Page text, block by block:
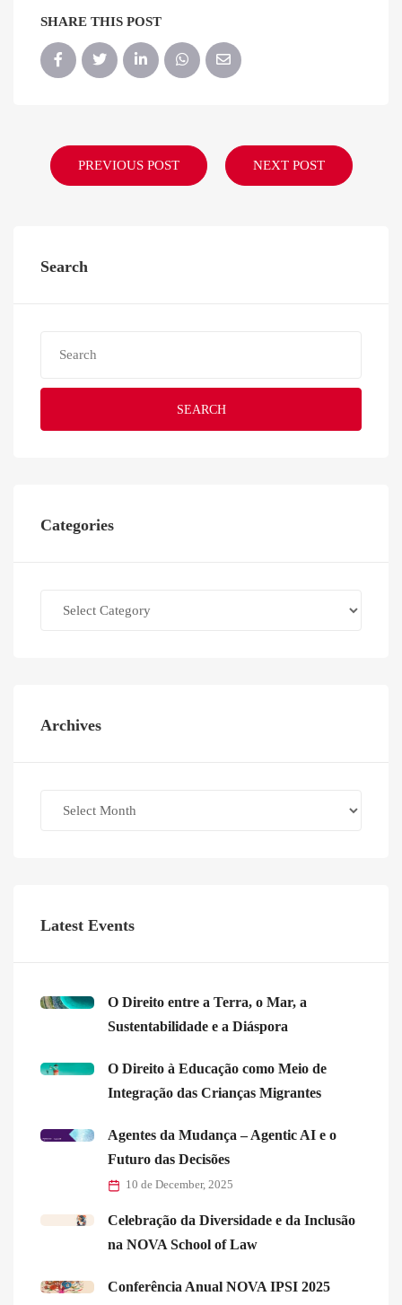
SHARE THIS POST
PREVIOUS POST NEXT POST
Search
SEARCH
Categories
Archives
Latest Events
O Direito entre a Terra, o Mar, a
Sustentabilidade e a Diáspora
O Direito à Educação como Meio de
Integração das Crianças Migrantes
Agentes da Mudança – Agentic AI e o
Futuro das Decisões
10 de December, 2025
Celebração da Diversidade e da Inclusão
na NOVA School of Law
Conferência Anual NOVA IPSI 2025